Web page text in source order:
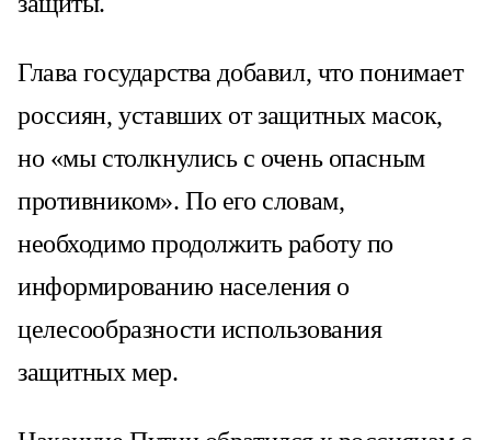
Глава государства добавил, что понимает
россиян, уставших от защитных масок,
но «мы столкнулись с очень опасным
противником». По его словам,
необходимо продолжить работу по
информированию населения о
целесообразности использования
защитных мер.